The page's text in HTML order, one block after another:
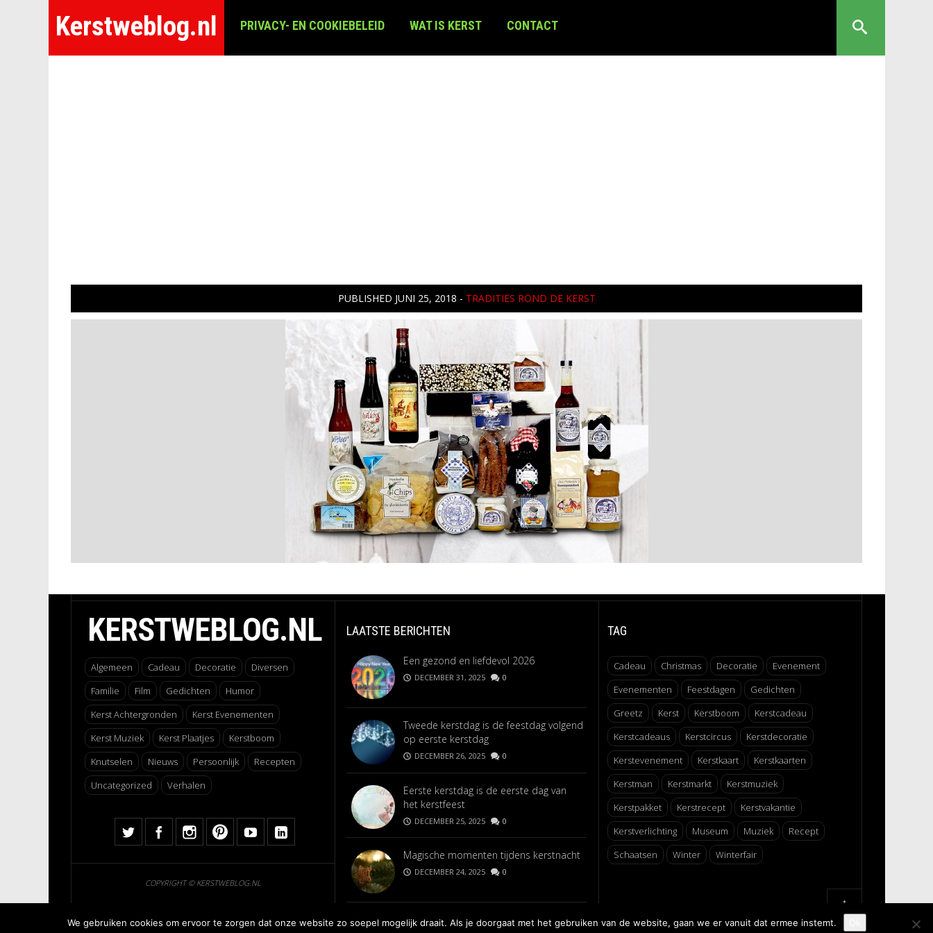
Kerstweblog.nl PRIVACY- EN COOKIEBELEID WAT IS KERST CONTACT
PUBLISHED JUNI 25, 2018 - TRADITIES ROND DE KERST
KERSTWEBLOG.NL
Algemeen Cadeau Decoratie
Diversen
Familie
Film Gedichten
Humor
Kerst Achtergronden
Kerst Evenementen
Kerst Muziek
Kerst Plaatjes
Kerstboom
Knutselen
Nieuws Persoonlijk
Recepten
Uncategorized
Verhalen
COPYRIGHT © KERSTWEBLOG.NL
LAATSTE BERICHTEN
Een gezond en liefdevol 2026
DECEMBER 31, 2025 0
Tweede kerstdag is de feestdag volgend
op eerste kerstdag
DECEMBER 26, 2025 0
Eerste kerstdag is de eerste dag van
het kerstfeest
DECEMBER 25, 2025 0
Magische momenten tijdens kerstnacht
DECEMBER 24, 2025 0
TAG
Cadeau Christmas Decoratie
Evenement
Evenementen
Feestdagen
Gedichten
Greetz
Kerst Kerstboom
Kerstcadeau
Kerstcadeaus
Kerstcircus
Kerstdecoratie
Kerstevenement
Kerstkaart
Kerstkaarten
Kerstman
Kerstmarkt
Kerstmuziek
Kerstpakket
Kerstrecept
Kerstvakantie
Kerstverlichting
Museum Muziek
Recept
Schaatsen
Winter Winterfair
↑
We gebruiken cookies om ervoor te zorgen dat onze website zo soepel mogelijk draait. Als je doorgaat met het gebruiken van de website, gaan we er vanuit dat ermee instemt.